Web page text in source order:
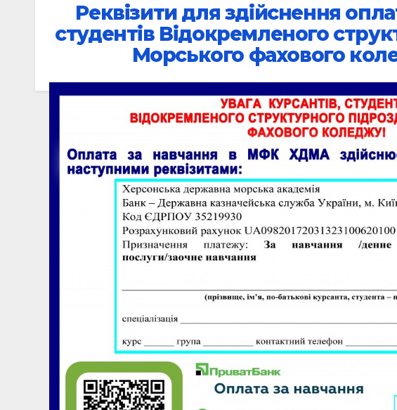
Реквізити для здійснення
студентів Відокремленого
Морського фахового